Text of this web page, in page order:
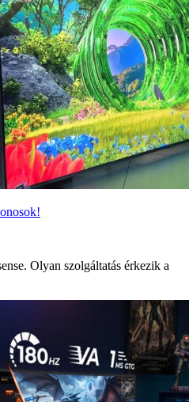
Olyan szolgáltatás érkezik a